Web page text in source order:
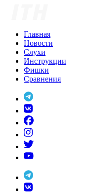
Главная
Новости
Слухи
Инструкции
Фишки
Сравнения